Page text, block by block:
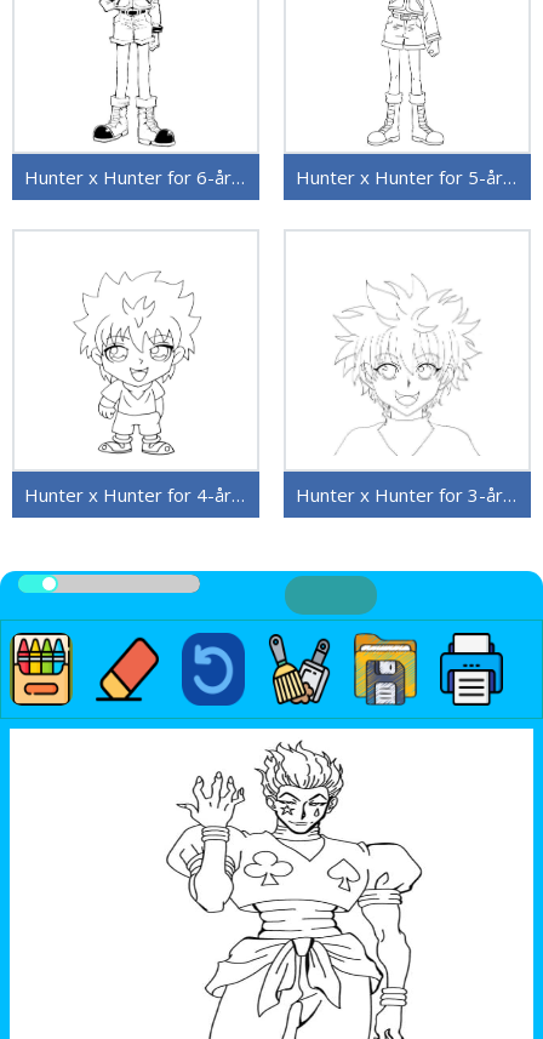
Hunter x Hunter for 6-åringer Hunter x Hunter for 5-åringer
Hunter x Hunter for 4-åringer Hunter x Hunter for 3-åringer